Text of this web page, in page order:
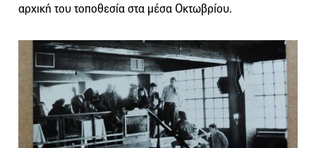
αρχική του τοποθεσία στα μέσα Οκτωβρίου.